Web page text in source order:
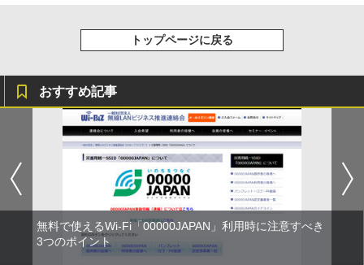
トップページに戻る
おすすめ記事
無料で使えるWi-Fi「00000JAPAN」利用時に注意すべき
3つのポイント